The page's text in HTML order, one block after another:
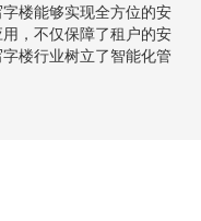
楼能够实现全方位的安
，不仅保障了租户的安
楼行业树立了智能化管